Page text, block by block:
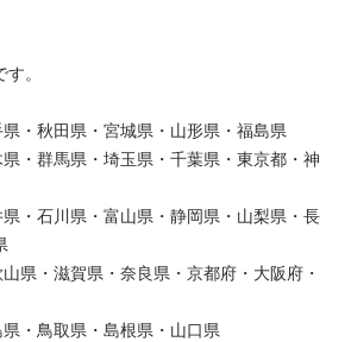
。
・秋田県・宮城県・山形県・福島県
・群馬県・埼玉県・千葉県・東京都・神
・石川県・富山県・静岡県・山梨県・長
県・滋賀県・奈良県・京都府・大阪府・
・鳥取県・島根県・山口県